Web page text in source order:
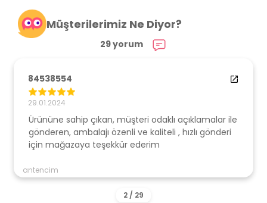
Müşterilerimiz Ne Diyor?
29 yorum
84538554
29.01.2024
Ürününe sahip çıkan, müşteri odaklı açıklamalar ile
gönderen, ambalajı özenli ve kaliteli , hızlı gönderi
için mağazaya teşekkür ederim
antencim